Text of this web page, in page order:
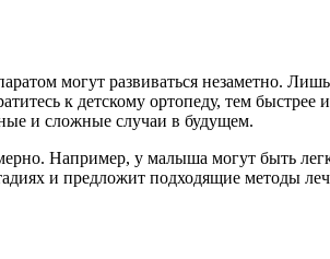
могут развиваться незаметно.
к детскому ортопеду, тем
и сложные случаи в будущем.
Например, у малыша могут быть
и предложит подходящие методы